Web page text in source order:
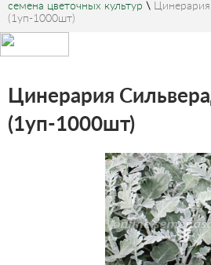
семена цветочных культур \
(1уп-1000шт)
Цинерария
(1уп-1000шт)